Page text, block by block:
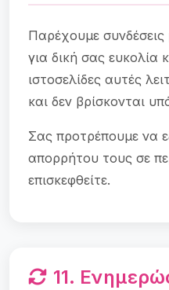
Παρέχουμε
για δική σας ευκολία
ιστοσελίδες αυτές
και δεν βρίσκονται
Σας προτρέπουμε να
απορρήτου τους σε
επισκεφθείτε.
11.